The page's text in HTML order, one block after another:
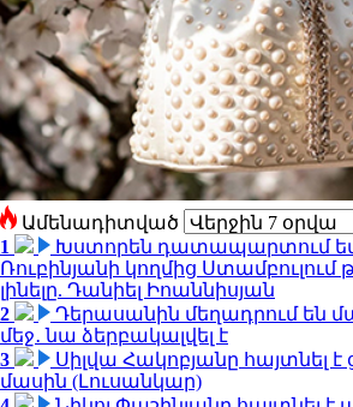
Ամենադիտված
1
Խստորեն դատապարտում եմ
Ռուբինյանի կողմից Ստամբուլում
լինելը. Դանիել Իոաննիսյան
2
Դերասանին մեղադրում են
մեջ․ նա ձերբակալվել է
3
Սիլվա Հակոբյանը հայտնել
մասին (Լուսանկար)